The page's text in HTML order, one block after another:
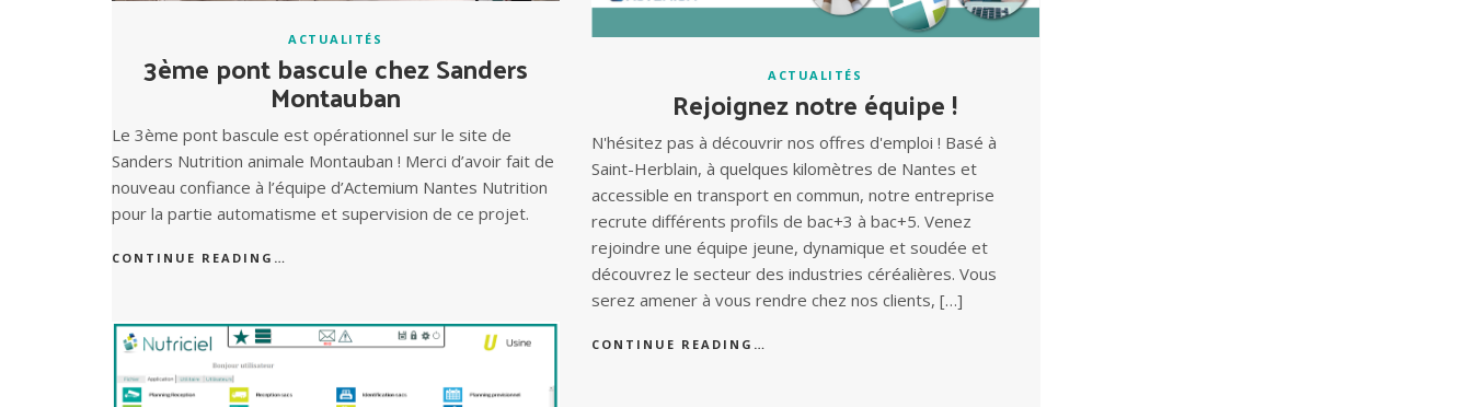
ACTUALITÉS
3ème pont bascule chez Sanders
Montauban
Le 3ème pont bascule est opérationnel sur le site de
Sanders Nutrition animale Montauban ! Merci d’avoir fait de
nouveau confiance à l’équipe d’Actemium Nantes Nutrition
pour la partie automatisme et supervision de ce projet.
CONTINUE READING…
ACTUALITÉS
Rejoignez notre équipe !
N'hésitez pas à découvrir nos offres d'emploi ! Basé à
Saint-Herblain, à quelques kilomètres de Nantes et
accessible en transport en commun, notre entreprise
recrute différents profils de bac+3 à bac+5. Venez
rejoindre une équipe jeune, dynamique et soudée et
découvrez le secteur des industries céréalières. Vous
serez amener à vous rendre chez nos clients, […]
CONTINUE READING…